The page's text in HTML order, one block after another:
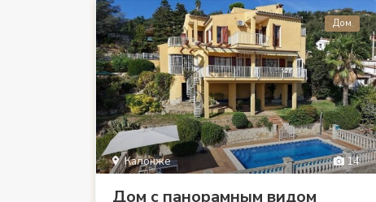
14
Калонже
Дом
Дом с панорамным видом